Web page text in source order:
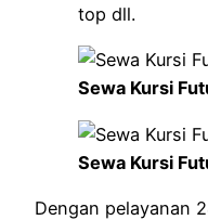
top dll.
Sewa Kursi
Sewa Kursi
Dengan pelayanan